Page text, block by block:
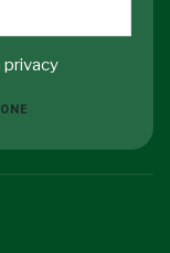
privacy